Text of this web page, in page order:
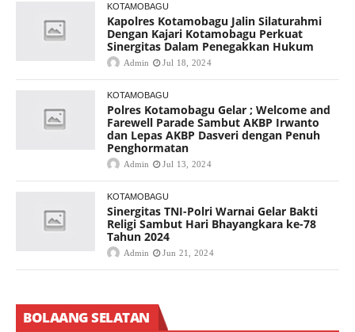
KOTAMOBAGU
Kapolres Kotamobagu Jalin Silaturahmi
Dengan Kajari Kotamobagu Perkuat
Sinergitas Dalam Penegakkan Hukum
Admin Jul 18, 2024
KOTAMOBAGU
Polres Kotamobagu Gelar ; Welcome and
Farewell Parade Sambut AKBP Irwanto
dan Lepas AKBP Dasveri dengan Penuh
Penghormatan
Admin Jul 13, 2024
KOTAMOBAGU
Sinergitas TNI-Polri Warnai Gelar Bakti
Religi Sambut Hari Bhayangkara ke-78
Tahun 2024
Admin Jun 21, 2024
BOLAANG SELATAN